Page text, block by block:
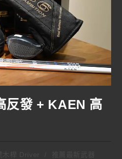
反發 + KAEN 高